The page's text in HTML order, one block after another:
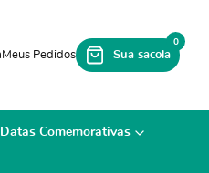
0
Datas Comemorativas